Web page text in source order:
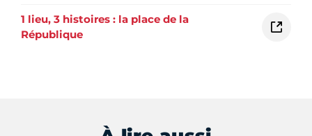
1 lieu, 3 histoires : la place de la
République